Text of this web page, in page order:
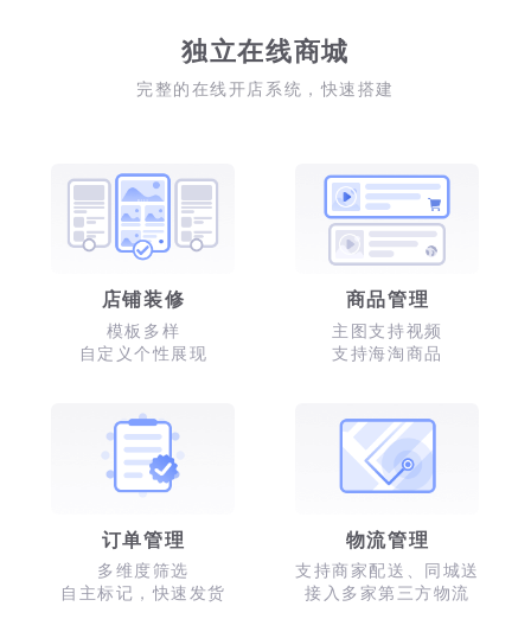
独立在线商城
完整的在线开店系统，快速搭建
店铺装修
模板多样
自定义个性展现
订单管理
多维度筛选
自主标记，快速发货
商品管理
主图支持视频
支持海淘商品
物流管理
支持商家配送、同城送
接入多家第三方物流